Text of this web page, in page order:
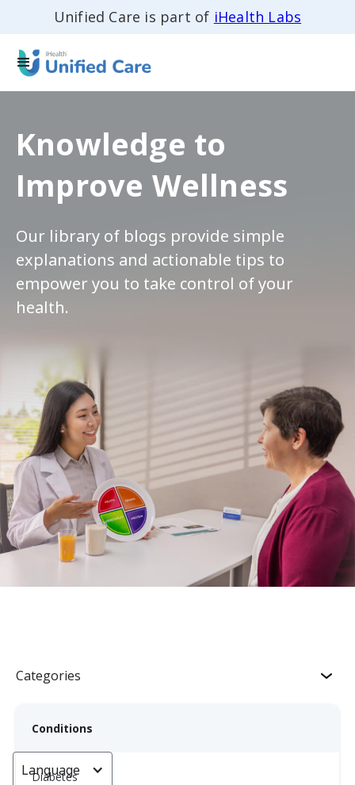
Unified Care is part of iHealth Labs
Knowledge to
Improve Wellness
Our library of blogs provide simple
explanations and actionable tips to
empower you to take control of your
health.
Categories
Conditions
Diabetes
Language